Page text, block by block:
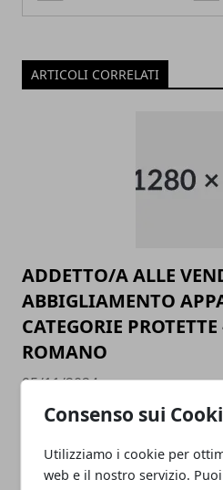
Consenso sui
Utilizziamo i cookie per
web e il nostro servizio.
ARTICOLI CORRELATI
ADDETTO/A ALLE
ABBIGLIAMENTO
CATEGORIE
ROMANO
05/11/2024